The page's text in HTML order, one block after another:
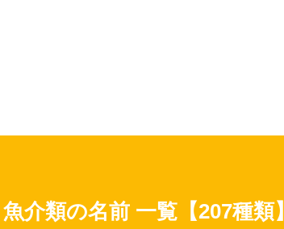
介類の名前 一覧【207種類】